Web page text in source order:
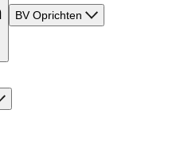
BV Oprichten